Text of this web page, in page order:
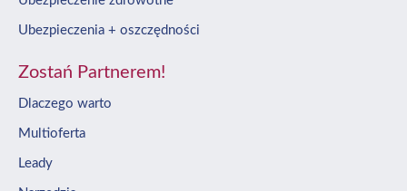
Zostań Partnerem!
Dlaczego warto
Multioferta
Leady
Ubezpieczenia + oszczędności